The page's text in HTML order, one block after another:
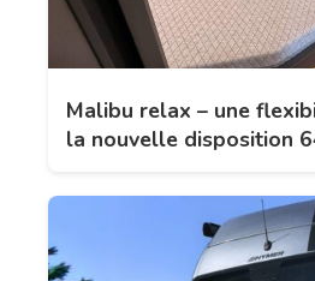
Malibu relax – une
la nouvelle disposition